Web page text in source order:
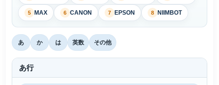
5 MAX 6 CANON 7 EPSON 8 NIIMBOT
あ か は 英数 その他
あ行